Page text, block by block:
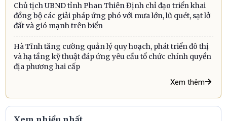
Chủ tịch UBND tỉnh Phan Thiên Định chỉ đạo triển khai
đồng bộ các giải pháp ứng phó với mưa lớn, lũ quét, sạt lở
đất và gió mạnh trên biển
Hà Tĩnh tăng cường quản lý quy hoạch, phát triển đô thị
và hạ tầng kỹ thuật đáp ứng yêu cầu tổ chức chính quyền
địa phương hai cấp
Xem thêm